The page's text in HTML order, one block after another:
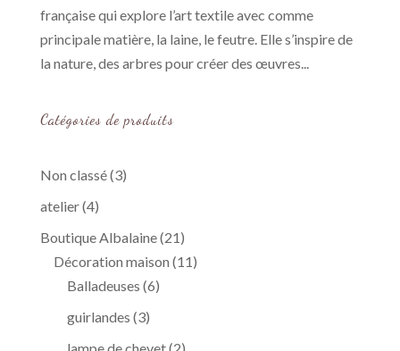
française qui explore l’art textile avec comme
principale matière, la laine, le feutre. Elle s’inspire de
la nature, des arbres pour créer des œuvres...
Catégories de produits
Non classé 33
atelier 44
produits
Boutique Albalaine 2121
produits
Décoration maison 1111
Balladeuses 66
guirlandes 33
produits
2